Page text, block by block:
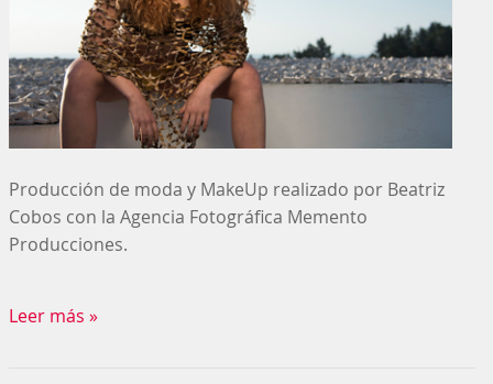
Producción de moda y MakeUp realizado por Beatriz
Cobos con la Agencia Fotográfica Memento
Producciones.
Leer más »